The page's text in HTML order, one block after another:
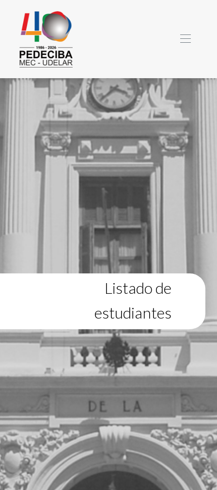
Listado de
estudiantes